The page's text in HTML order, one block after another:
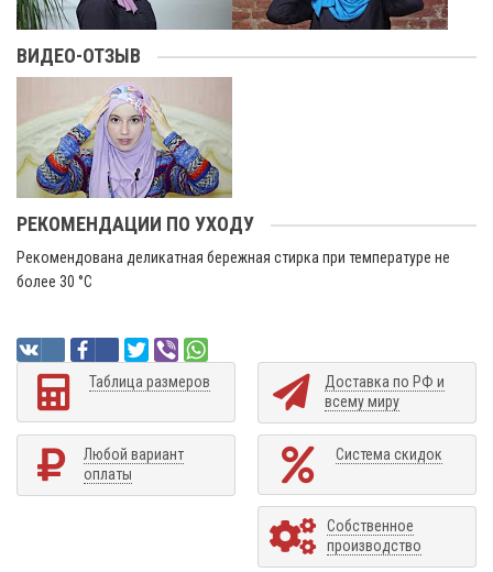
ВИДЕО-ОТЗЫВ
РЕКОМЕНДАЦИИ ПО УХОДУ
Рекомендована деликатная бережная стирка при температуре не
более 30 °C
Таблица размеров
Доставка по РФ и
всему миру
Любой вариант
оплаты
Система скидок
Собственное
производство